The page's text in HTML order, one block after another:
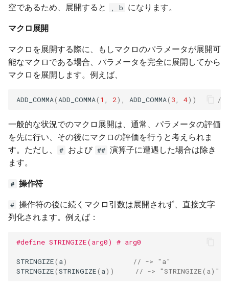
空であるため、展開すると
, b になります。
マクロ展開
マクロを展開する際に、もしマクロのパラメータが展開可
能なマクロである場合、パラメータを完全に展開してから
マクロを展開します。例えば、
ADD_COMMA( ADD_COMMA( 1 2), ADD_COMMA( 3 4)) //
一般的な状況でのマクロ展開は、通常、パラメータの評価
を先に行い、その後にマクロの評価を行うと考えられま
す。ただし、
# および ## 演算子に遭遇した場合は除き
ます。
# 操作符
# 操作符の後に続くマクロ引数は展開されず、直接文字
列化されます。例えば：
#define STRINGIZE(arg0) # arg0
STRINGIZE( a)
// -> "a"
STRINGIZE(STRINGIZE( a)) // -> "STRINGIZE(a)"